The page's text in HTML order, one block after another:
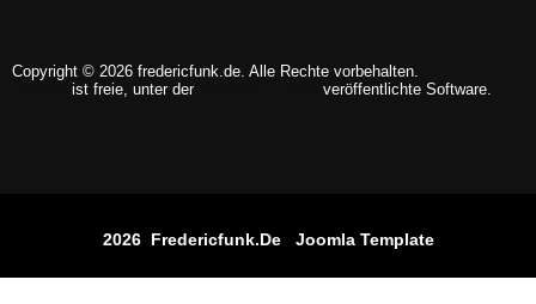
Copyright © 2026 fredericfunk.de. Alle Rechte vorbehalten.
ist freie, unter der veröffentlichte Software.
2026 Fredericfunk.de Joomla Template